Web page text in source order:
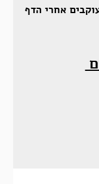
אחרי הדף